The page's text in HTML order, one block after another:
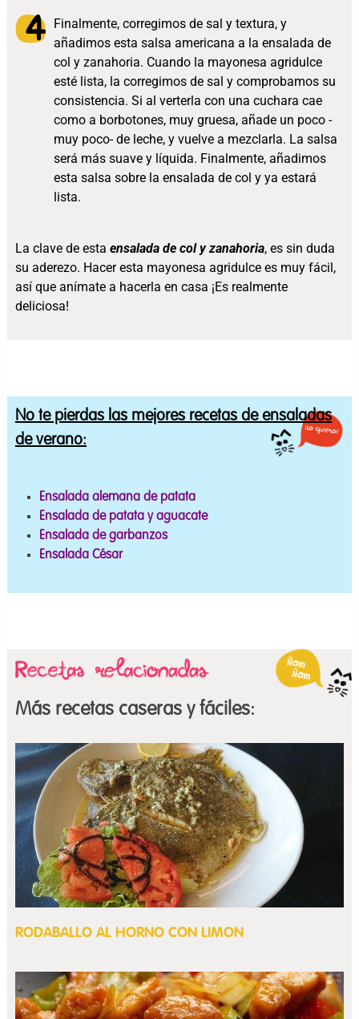
Finalmente, corregimos de sal y textura, y
añadimos esta salsa americana a la ensalada de
col y zanahoria. Cuando la mayonesa agridulce
esté lista, la corregimos de sal y comprobamos su
consistencia. Si al verterla con una cuchara cae
como a borbotones, muy gruesa, añade un poco -
muy poco- de leche, y vuelve a mezclarla. La salsa
será más suave y líquida. Finalmente, añadimos
esta salsa sobre la ensalada de col y ya estará
lista.
La clave de esta ensalada de col y zanahoria, es sin duda
su aderezo. Hacer esta mayonesa agridulce es muy fácil,
así que anímate a hacerla en casa ¡Es realmente
deliciosa!
No te pierdas las mejores recetas de ensaladas
de verano:
Ensalada alemana de patata
Ensalada de patata y aguacate
Ensalada de garbanzos
Ensalada César
Más recetas caseras y fáciles:
RODABALLO AL HORNO CON LIMON